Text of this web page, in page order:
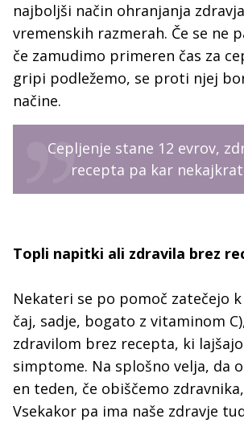
najboljši način ohranjanja
vremenskih razmerah. Če se ne
če zamudimo primeren čas za
gripi podležemo, se proti njej
načine.
Cepljenje stane 12 evrov,
recepta pa kar
Topli napitki ali zdravila brez
Nekateri se po pomoč zatečejo
čaj, sadje, bogato z vitaminom
zdravilom brez recepta, ki
simptome. Na splošno velja, da
en teden, če obiščemo
Vsekakor pa ima naše zdravje